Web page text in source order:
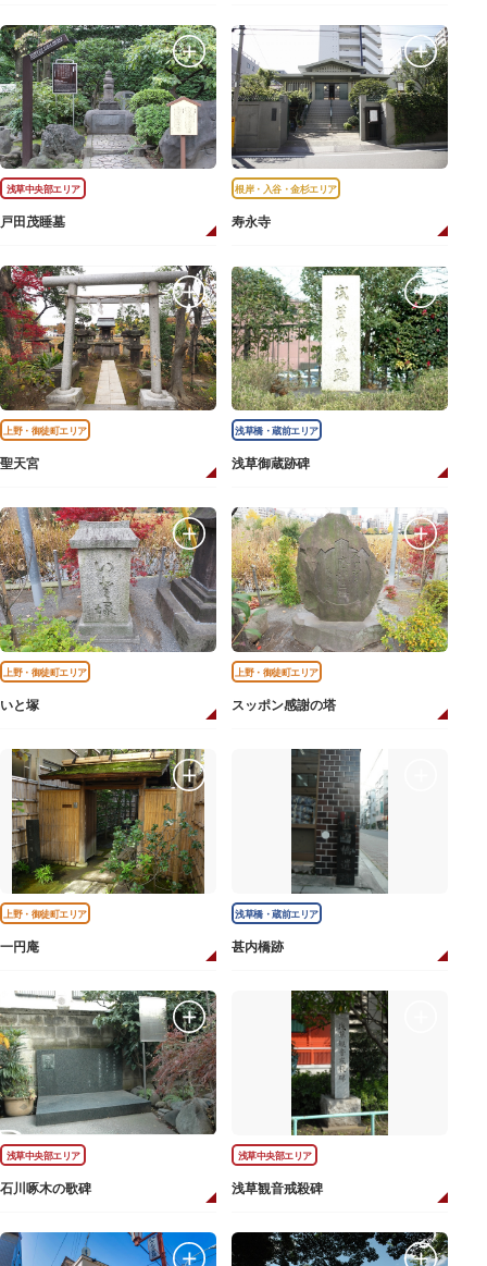
浅草中央部エリア
戸田茂睡墓
根岸・入谷・金杉エリア
寿永寺
上野・御徒町エリア
聖天宮
浅草橋・蔵前エリア
浅草御蔵跡碑
上野・御徒町エリア
いと塚
上野・御徒町エリア
スッポン感謝の塔
上野・御徒町エリア
一円庵
浅草橋・蔵前エリア
甚内橋跡
浅草中央部エリア
石川啄木の歌碑
浅草中央部エリア
浅草観音戒殺碑